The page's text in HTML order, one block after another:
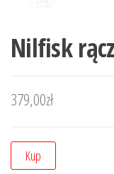
Nilfisk
379,00zł
Kup